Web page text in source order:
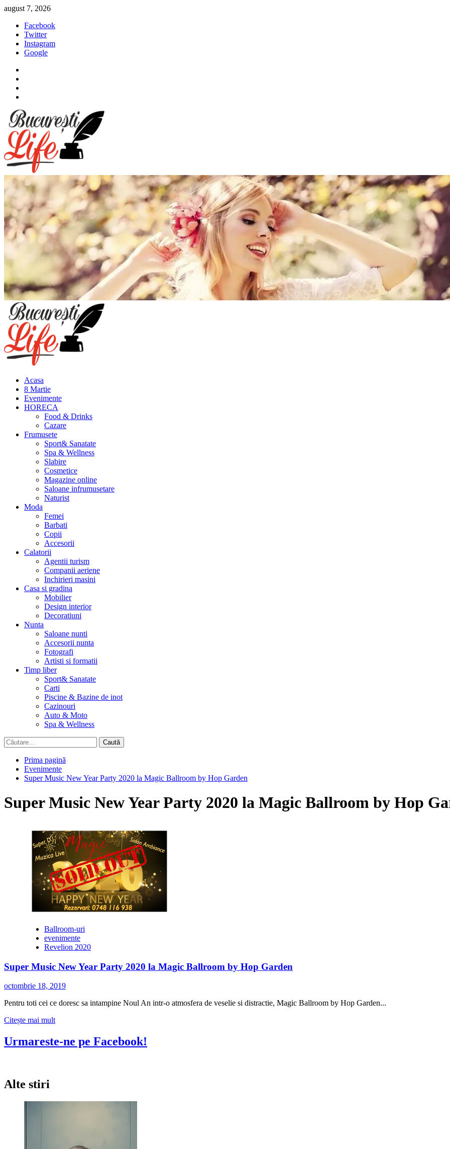
Sari
conținut
august 7, 2026
Facebook
Twitter
Instagram
Google
Meniu
principal
Acasa
8 Martie
Evenimente
HORECA
Food & Drinks
Cazare
Frumusete
Sport& Sanatate
Spa & Wellness
Slabire
Cosmetice
Magazine online
Saloane infrumusetare
Naturist
Moda
Femei
Barbati
Copii
Accesorii
Calatorii
Agentii turism
Companii aeriene
Inchirieri masini
Casa si gradina
Mobilier
Design interior
Decoratiuni
Nunta
Saloane nunti
Accesorii nunta
Fotografi
Artisti si formatii
Timp liber
Sport& Sanatate
Carti
Piscine & Bazine de inot
Cazinouri
Auto & Moto
Spa & Wellness
Caută
după:
Prima pagină
Evenimente
Super Music New Year Party 2020 la Magic Ballroom by Hop Garden
Super Music New Year Party 2020 la Magic Ballroom by Hop
Ballroom-uri
evenimente
Revelion 2020
Super Music New Year Party 2020 la Magic Ballroom by Hop Garden
octombrie 18, 2019
Pentru toti cei ce doresc sa intampine Noul An intr-o atmosfera de veselie si distractie, Magic Ballroom by Hop Garden...
Citește mai multCitește
despre
2020
Urmareste-ne pe Facebook!
Alte stiri